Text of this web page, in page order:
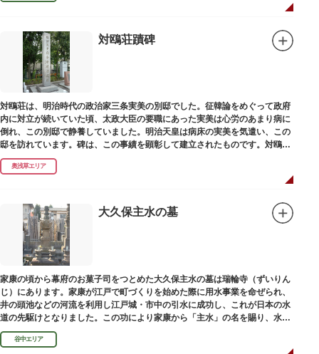
対鴎荘蹟碑
対鴎荘は、明治時代の政治家三条実美の別邸でした。征韓論をめぐって政府
内に対立が続いていた頃、太政大臣の要職にあった実美は心労のあまり病に
倒れ、この別邸で静養していました。明治天皇は病床の実美を気遣い、この
邸を訪れています。碑は、この事績を顕彰して建立されたものです。対鴎荘
は、多摩市連光寺に移築されました。
奥浅草エリア
大久保主水の墓
家康の頃から幕府のお菓子司をつとめた大久保主水の墓は瑞輪寺（ずいりん
じ）にあります。家康が江戸で町づくりを始めた際に用水事業を命ぜられ、
井の頭池などの河流を利用し江戸城・市中の引水に成功し、これが日本の水
道の先駆けとなりました。この功により家康から「主水」の名を賜り、水は
濁らざるを尊しとして「もんと」と読むようになったといわれます。
谷中エリア